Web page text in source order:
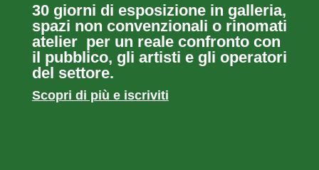
30 giorni di esposizione in galleria,
spazi non convenzionali o rinomati
atelier per un reale confronto con
il pubblico, gli artisti e gli operatori
del settore.
Scopri di più e iscriviti